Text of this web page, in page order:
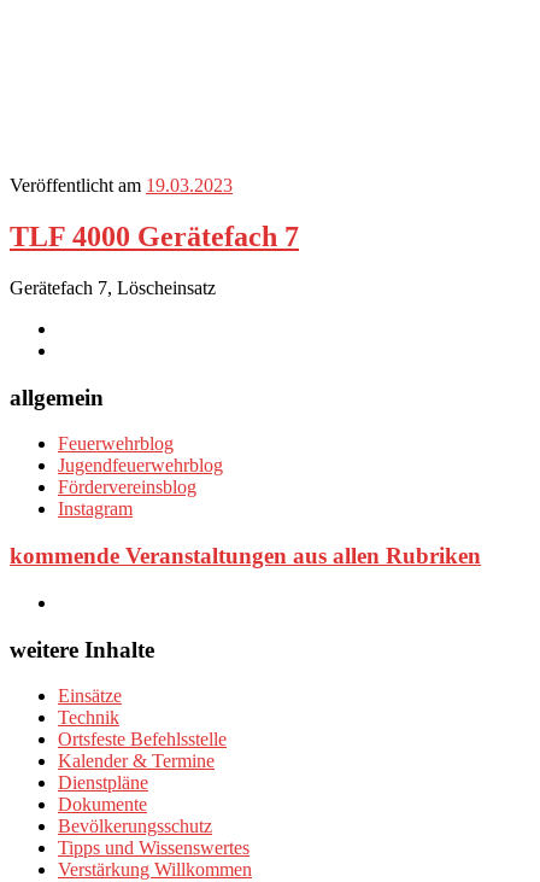
Veröffentlicht am 19.03.2023
TLF 4000 Gerätefach 7
Gerätefach 7, Löscheinsatz
allgemein
Feuerwehrblog
Jugendfeuerwehrblog
Fördervereinsblog
Instagram
kommende Veranstaltungen aus allen Rubriken
weitere Inhalte
Einsätze
Technik
Ortsfeste Befehlsstelle
Kalender & Termine
Dienstpläne
Dokumente
Bevölkerungsschutz
Tipps und Wissenswertes
Verstärkung Willkommen